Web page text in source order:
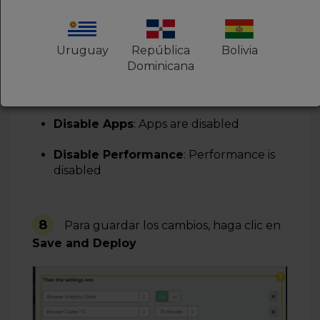
Always Online : Off
Security Level: High
Disable Apps: Apps are disabled
Disable Performance: Performance is
disabled
8
Para guardar los cambios, haga clic en
Save and Deploy
Uruguay
República
Dominicana
Bolivia